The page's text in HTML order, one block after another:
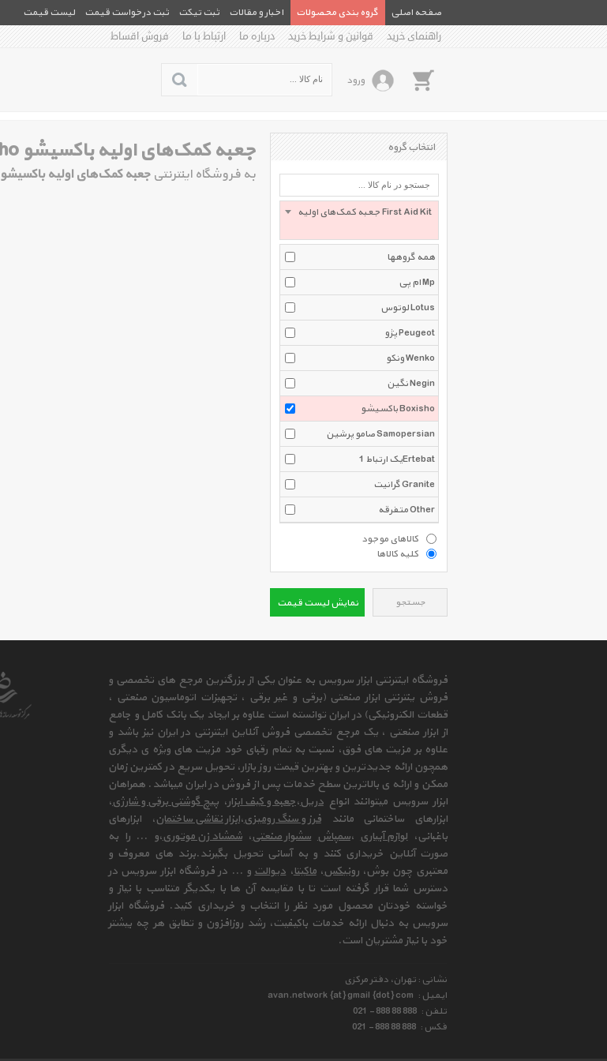
صفحه اصلی گروه بندی محصولات اخبار و مقالات ثبت تیکت ثبت درخواست قیمت
لیست قیمت
راهنمای خرید
قوانین و شرایط خرید درباره ما ارتباط با ما فروش اقساط
ورود
جعبه کمک‌های اولیه باکسیشو First Aid Kit Boxisho
به فروشگاه اینترنتی جعبه کمک‌های اولیه باکسیشو
انتخاب گروه
جعبه کمک‌های اولیه First Aid Kit
همه گروهها
ام پی Mp
لوتوس Lotus
پژو Peugeot
ونکو Wenko
نگین Negin
باکسیشو Boxisho
صامو پرشین Samopersian
یک ارتباط 1Ertebat
گرانیت Granite
متفرقه Other
کالاهای موجود
کلیه کالاها
جستجو نمایش لیست قیمت
فروشگاه اینترنتی ابزار سرویس به عنوان یکی از بزرگترین مرجع های تخصصی و
فروش ینترنتی ابزار صنعتی (برقی و غیر برقی ، تجهیزات اتوماسیون صنعتی ،
قطعات الکترونیکی) در ایران توانسته است علاوه بر ایجاد یک بانک کامل و جامع
از ابزار صنعتی ، یک مرجع تخصصی فروش آنلاین اینترنتی در ایران نیز باشد و
علاوه بر مزیت های فوق، نسبت به تمام رقبای خود مزیت های ویژه ی دیگری
همچون ارائه جدیدترین و بهترین قیمت روز بازار، تحویل سریع در کمترین زمان
ممکن و ارائه ی بالاترین سطح خدمات پس از فروش در ایران میباشد. همراهان
ابزار سرویس میتوانند انواعدریل،جعبه و کیف ابزار، پیچ گوشتی برقی و شارژی،
ابزارهای ساختمانی مانندفرز و سنگ رومیزی،ابزار نقاشی ساختمان، ابزارهای
باغبانی،لوازم آبیاری،سمپاش سشوار صنعتی،شمشاد زن موتوری،و ... را به
صورت آنلاین خریداری کنند و به آسانی تحویل بگیرند.برند های معروف و
معتبری چون بوش، رونیکس،ماکیتا، دیوالتو ... در فروشگاه ابزار سرویس در
دسترس شما قرار گرفته است تا با مقایسه آن ها با یکدیگر متناسب با نیاز و
خواسته خودتان محصول مورد نظر را انتخاب و خریداری کنید. فروشگاه ابزار
سرویس به دنبال ارائه خدمات باکیفیت، رشد روزافزون و تطابق هر چه بیشتر
خود با نیاز مشتریان است.
نشانی : تهران، دفتر مرکزی
ایمیل : avan.network {at} gmail {dot} com
تلفن : 021 - 888 88 888
فکس : 021 - 888 88 888